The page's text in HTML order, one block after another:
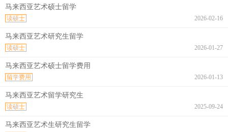
马来西亚艺术硕士留学
2026-02-16
读硕士
马来西亚艺术研究生留学
2026-01-27
读硕士
马来西亚艺术硕士留学费用
2026-01-13
留学费用
马来西亚艺术留学研究生
2025-09-24
读硕士
马来西亚艺术生研究生留学